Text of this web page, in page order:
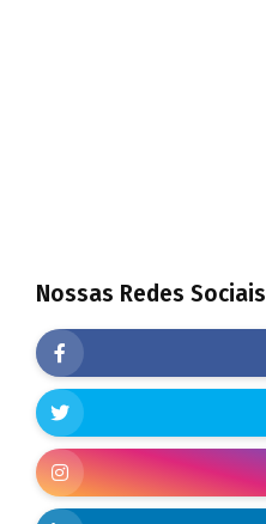
Nossas Redes Sociais